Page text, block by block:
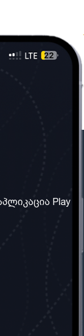
და პირობები
ქსელი
Play